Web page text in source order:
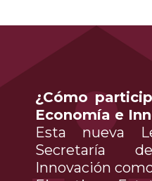
¿Cómo
Economía e
Esta nueva
Secretaría
Innovación